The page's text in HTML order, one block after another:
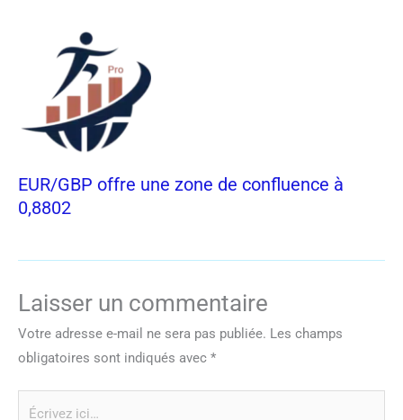
EUR/GBP offre une zone de confluence à
0,8802
Laisser un commentaire
Votre adresse e-mail ne sera pas publiée. Les champs
obligatoires sont indiqués avec *